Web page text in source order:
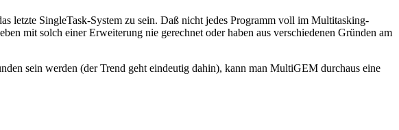
letzte SingleTask-System zu sein. Daß nicht jedes Programm voll im Multitasking-
mit solch einer Erweiterung nie gerechnet oder haben aus verschiedenen Gründen am
sein werden (der Trend geht eindeutig dahin), kann man MultiGEM durchaus eine